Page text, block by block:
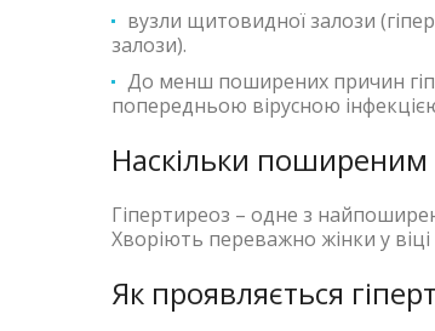
вузли щитовидної залози
залози).
До менш поширених причин
попередньою вірусною
Наскільки поширеним
Гіпертиреоз – одне з
Хворіють переважно жінки у віці
Як проявляється